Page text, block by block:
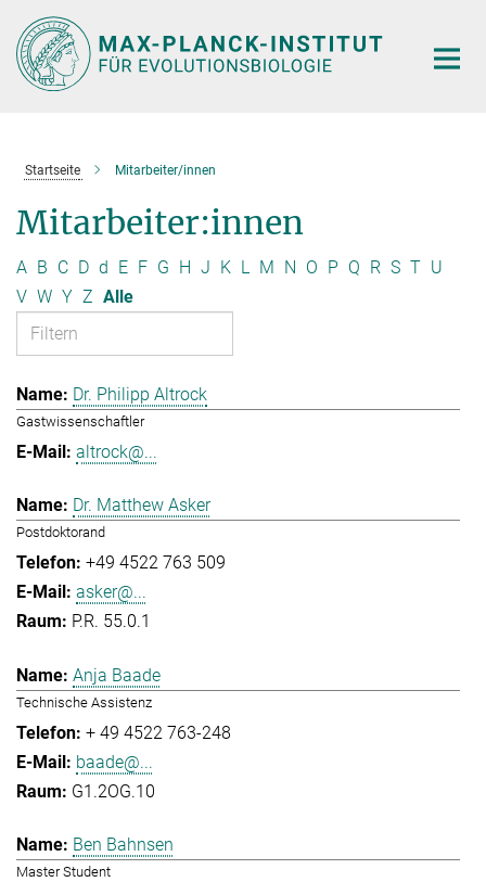
Hauptinhalt
Startseite Mitarbeiter/innen
Mitarbeiter:innen
A B C D d E F G H J K L M N O P Q R S T U
V W Y Z Alle
Dr. Philipp Altrock
Gastwissenschaftler
altrock@...
Dr. Matthew Asker
Postdoktorand
+49 4522 763 509
asker@...
P.R. 55.0.1
Anja Baade
Technische Assistenz
+ 49 4522 763-248
baade@...
G1.2OG.10
Ben Bahnsen
Master Student